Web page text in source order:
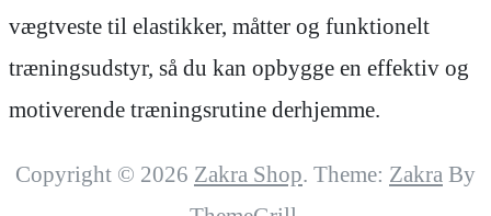
vægtveste til elastikker, måtter og funktionelt
træningsudstyr, så du kan opbygge en effektiv og
motiverende træningsrutine derhjemme.
Copyright © 2026 Zakra Shop. Theme: Zakra By